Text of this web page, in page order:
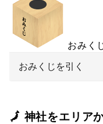
おみく
おみくじを引く
🗾 神社をエリア